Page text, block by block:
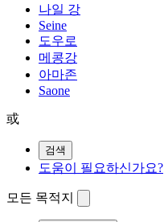
나일 강
Seine
도우로
메콩강
아마존
Saone
或
검색
도움이 필요하신가요?
모든 목적지